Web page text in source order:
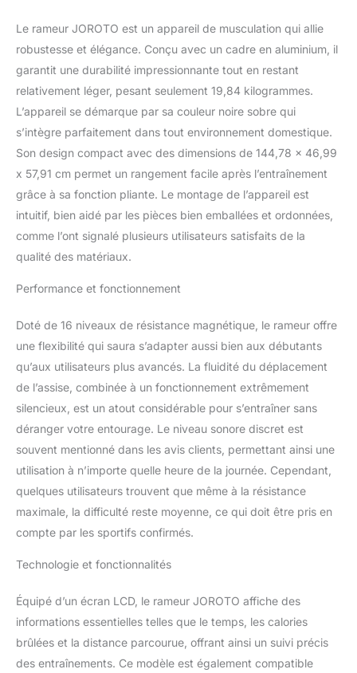
et une expérience
utilisateur optimale.
Chaque produit subit
des tests rigoureux pour
garantir sa fiabilité. Nous
croyons en notre savoir-
faire, pour que vous
en toute confiance. Que
vous soyez débutant ou
athlète, JOROTO
accompagne votre
service expert et une
Kinomap – Entraînement
Améliorez vos séances
avec l'application
Kinomap, connectée en
en temps réel (temps,
distance, calories,
coups). Parcourez des
parcours virtuels pour
stimulants, idéaux pour
les utilisateurs à domicile.
Le support téléphone
intégré permet de suivre
mains, alliant haute
Double Rail pour une
système à double rail
offre une stabilité
supérieure aux rameurs à
Le rameur JOROTO est un appareil de musculation qui allie
robustesse et élégance. Conçu avec un cadre en aluminium, il
garantit une durabilité impressionnante tout en restant
relativement léger, pesant seulement 19,84 kilogrammes.
L’appareil se démarque par sa couleur noire sobre qui
s’intègre parfaitement dans tout environnement domestique.
Son design compact avec des dimensions de 144,78 x 46,99
x 57,91 cm permet un rangement facile après l’entraînement
grâce à sa fonction pliante. Le montage de l’appareil est
intuitif, bien aidé par les pièces bien emballées et ordonnées,
comme l’ont signalé plusieurs utilisateurs satisfaits de la
qualité des matériaux.
Performance et fonctionnement
Doté de 16 niveaux de résistance magnétique, le rameur offre
une flexibilité qui saura s’adapter aussi bien aux débutants
qu’aux utilisateurs plus avancés. La fluidité du déplacement
de l’assise, combinée à un fonctionnement extrêmement
silencieux, est un atout considérable pour s’entraîner sans
déranger votre entourage. Le niveau sonore discret est
souvent mentionné dans les avis clients, permettant ainsi une
utilisation à n’importe quelle heure de la journée. Cependant,
quelques utilisateurs trouvent que même à la résistance
maximale, la difficulté reste moyenne, ce qui doit être pris en
compte par les sportifs confirmés.
Technologie et fonctionnalités
Équipé d’un écran LCD, le rameur JOROTO affiche des
informations essentielles telles que le temps, les calories
brûlées et la distance parcourue, offrant ainsi un suivi précis
des entraînements. Ce modèle est également compatible